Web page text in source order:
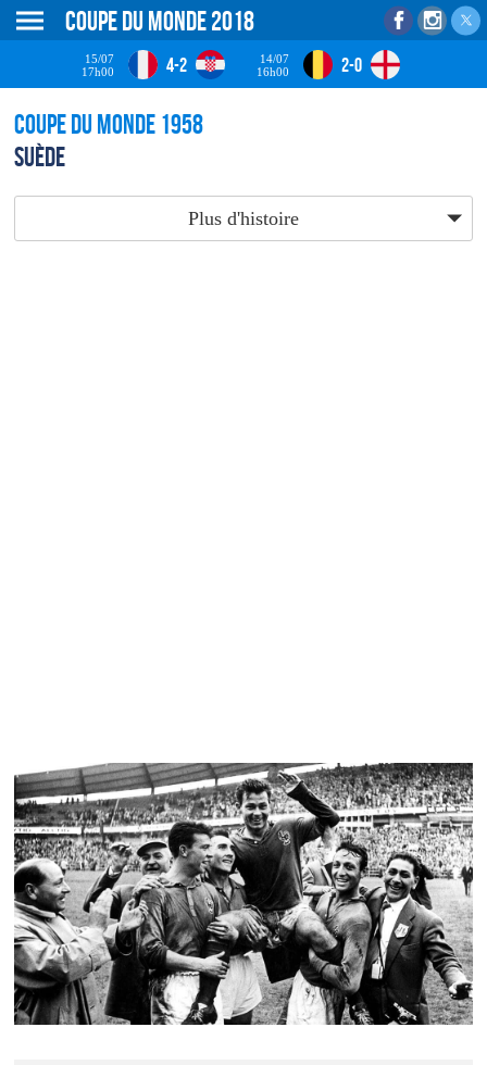
Coupe du monde 2018
15/07
17h00
4-2
14/07
16h00
2-0
Coupe du monde 1958
Suède
Plus d'histoire